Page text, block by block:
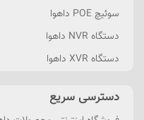
سوئیچ POE داهوا
دستگاه NVR داهوا
دستگاه XVR داهوا
دسترسی سریع